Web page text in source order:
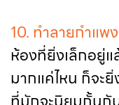
10. ทำลายกำแพง
ห้องที่ยิ่งเล็กอยู่
มากแค่ไหน ก็จะ